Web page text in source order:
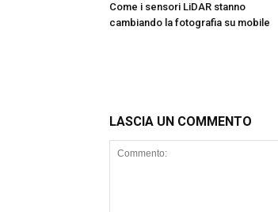
Come i sensori LiDAR stanno
cambiando la fotografia su mobile
LASCIA UN COMMENTO